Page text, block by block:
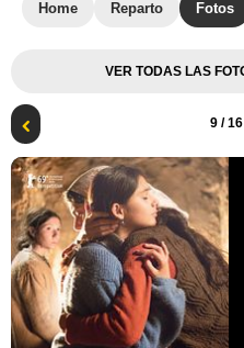
Home Reparto Fotos
VER TODAS LAS
9/ 16